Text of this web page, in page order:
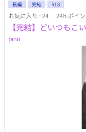
長編 完結 R18
お気に入り : 24 24h.ポイ
【完結】どいつもこ
pino